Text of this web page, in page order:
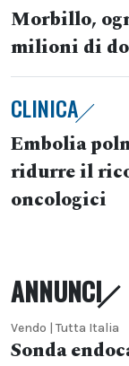
Morbillo,
milioni di
CLINICA
Embolia
ridurre il
oncologici
ANNUNCI
Vendo | Tutta Italia
Sonda